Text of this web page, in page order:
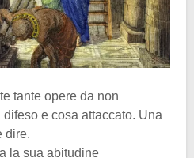
tante opere da non
e cosa attaccato. Una
dire.
la sua abitudine